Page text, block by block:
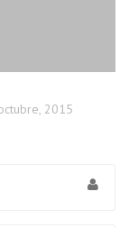
2015